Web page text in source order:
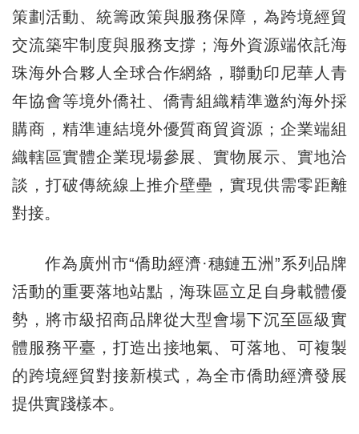
策劃活動、統籌政策與服務保障，為跨境經貿
交流築牢制度與服務支撐；海外資源端依託海
珠海外合夥人全球合作網絡，聯動印尼華人青
年協會等境外僑社、僑青組織精準邀約海外採
購商，精準連結境外優質商貿資源；企業端組
織轄區實體企業現場參展、實物展示、實地洽
談，打破傳統線上推介壁壘，實現供需零距離
對接。
作為廣州市“僑助經濟·穗鏈五洲”系列品牌
活動的重要落地站點，海珠區立足自身載體優
勢，將市級招商品牌從大型會場下沉至區級實
體服務平臺，打造出接地氣、可落地、可複製
的跨境經貿對接新模式，為全市僑助經濟發展
提供實踐樣本。